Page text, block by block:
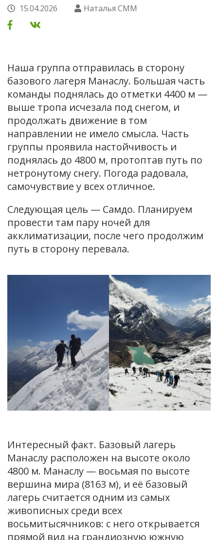
15.04.2026 Наталья СММ
Наша группа отправилась в сторону
базового лагеря Манаслу. Большая часть
команды поднялась до отметки 4400 м —
выше тропа исчезала под снегом, и
продолжать движение в том
направлении не имело смысла. Часть
группы проявила настойчивость и
поднялась до 4800 м, протоптав путь по
нетронутому снегу. Погода радовала,
самочувствие у всех отличное.
Следующая цель — Самдо. Планируем
провести там пару ночей для
акклиматизации, после чего продолжим
путь в сторону перевала.
Интересный факт. Базовый лагерь
Манаслу расположен на высоте около
4800 м. Манаслу — восьмая по высоте
вершина мира (8163 м), и её базовый
лагерь считается одним из самых
живописных среди всех
восьмитысячников: с него открывается
прямой вид на грандиозную южную